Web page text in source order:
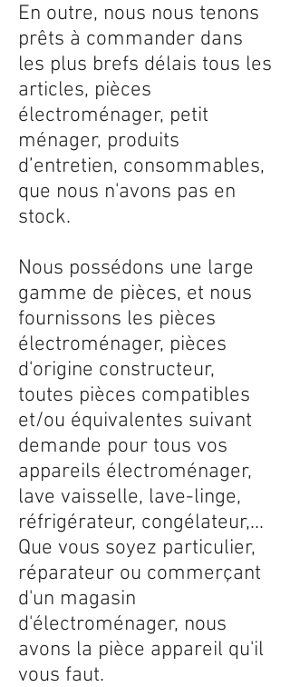
En outre, nous nous tenons
prêts à commander dans
les plus brefs délais tous les
articles, pièces
électroménager, petit
ménager, produits
d’entretien, consommables,
que nous n'avons pas en
stock.
Nous possédons une large
gamme de pièces, et nous
fournissons les pièces
électroménager, pièces
d'origine constructeur,
toutes pièces compatibles
et/ou équivalentes suivant
demande pour tous vos
appareils électroménager,
lave vaisselle, lave-linge,
réfrigérateur, congélateur,...
Que vous soyez particulier,
réparateur ou commerçant
d'un magasin
d'électroménager, nous
avons la pièce appareil qu'il
vous faut.